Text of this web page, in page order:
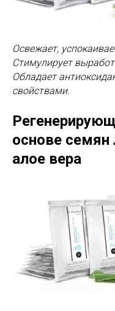
Освежает,
Стимулирует
Обладает
свойствами.
основе семян
алое вера